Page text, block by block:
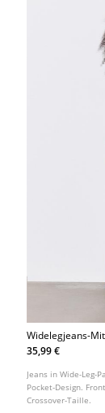
Widelegjeans-
35,99 €
Jeans in Wide-Leg-
Pocket-Design.
Crossover-Taille.